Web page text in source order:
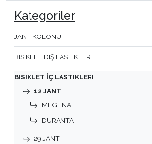
Kategoriler
JANT KOLONU
BISIKLET DIŞ LASTIKLERI
BISIKLET İÇ LASTIKLERI
12 JANT
MEGHNA
DURANTA
29 JANT